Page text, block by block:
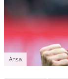
Ansa